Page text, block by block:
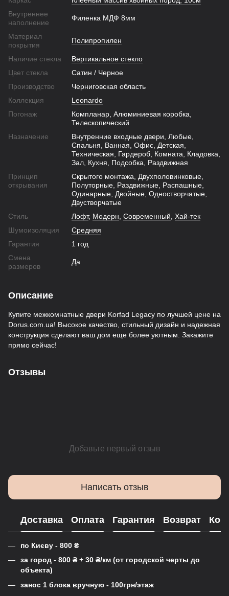
Внутреннее
наполнение
Филенка МДФ 8мм
Материал
покрытия
Полипропилен
Наличие стекла
Вертикальное стекло
Цвет стекла
Сатин / Черное
Производство
Черниговская область
Коллекция
Leonardo
Погонаж
Компланар, Алюминиевая коробка,
Телескопический
Назначение
Внутренние входные двери, Любые,
Спальня, Ванная, Офис, Детская,
Техническая, Гардероб, Комната, Кладовка,
Зал, Кухня, Подсобка, Раздвижная
Принцип
открывания
Скрытого монтажа, Двухполовинковые,
Полуторные, Раздвижные, Распашные,
Одинарные, Двойные, Одностворчатые,
Двустворчатые
Стиль
Лофт, Модерн Современный Хай-тек
Шумоизоляция
Средняя
Гарантия
1 год
Смена
размеров
Да
Описание
Купите межкомнатные двери Korfad Legacy по лучшей цене на
Dorus.com.ua! Высокое качество, стильный дизайн и надежная
конструкция сделают ваш дом еще более уютным. Закажите
прямо сейчас!
Отзывы
Добавьте первый отзыв
Написать отзыв
Доставка Оплата Гарантия Возврат
по Києву - 800 ₴
за город - 800 ₴ + 30 ₴/км (от городской черты до
объекта)
занос 1 блока вручную - 100грн/этаж